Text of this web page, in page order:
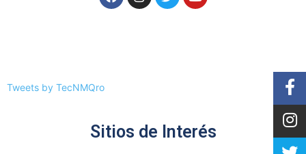
Tweets by TecNMQro
Sitios de Interés